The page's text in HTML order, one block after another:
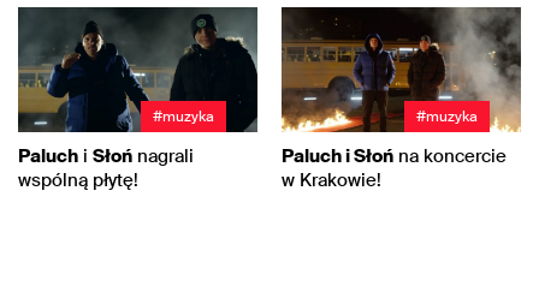
#muzyka
Paluch i Słoń nagrali
wspólną płytę!
#muzyka
Paluch i Słoń na koncercie
w Krakowie!